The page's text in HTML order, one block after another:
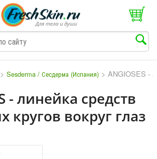
> Sesderma / Сесдерма (Испания) > ANGIOSES -
- линейка средств
кругов вокруг глаз
Q S T V W